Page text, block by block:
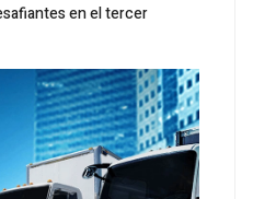
en el tercer